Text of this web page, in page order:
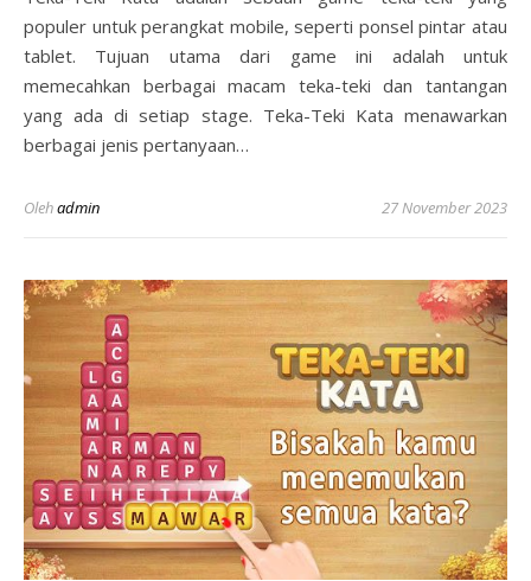
populer untuk perangkat mobile, seperti ponsel pintar atau
tablet. Tujuan utama dari game ini adalah untuk
memecahkan berbagai macam teka-teki dan tantangan
yang ada di setiap stage. Teka-Teki Kata menawarkan
berbagai jenis pertanyaan…
Olehadmin 27 November 2023